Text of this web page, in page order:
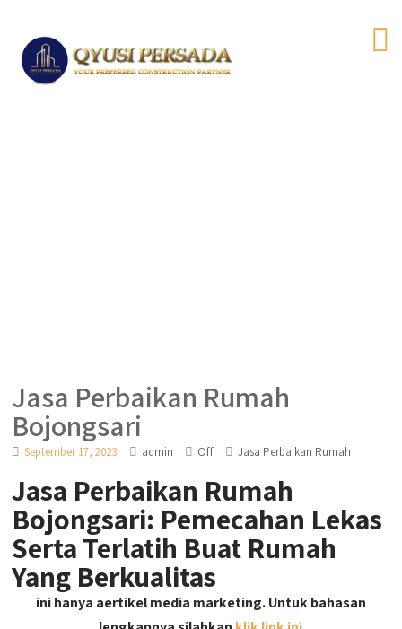
Jasa Perbaikan Rumah
Bojongsari
September 17, 2023 admin Off Jasa Perbaikan Rumah
Jasa Perbaikan Rumah
Bojongsari: Pemecahan Lekas
Serta Terlatih Buat Rumah
Yang Berkualitas
ini hanya aertikel media marketing. Untuk bahasan